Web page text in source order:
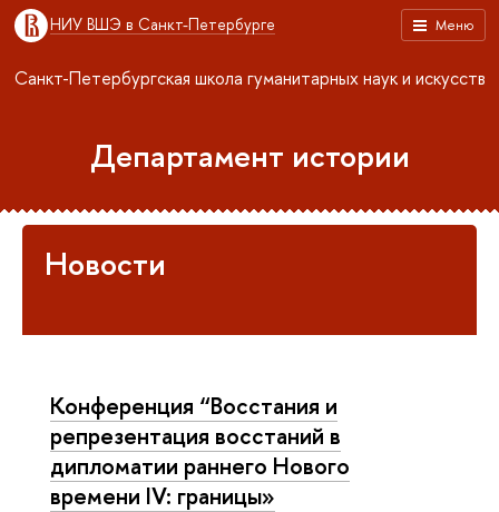
Меню
НИУ ВШЭ в Санкт-Петербурге
Санкт-Петербургская школа гуманитарных наук и искусств
Департамент истории
Новости
Конференция “Восстания и
репрезентация восстаний в
дипломатии раннего Нового
времени IV: границы»